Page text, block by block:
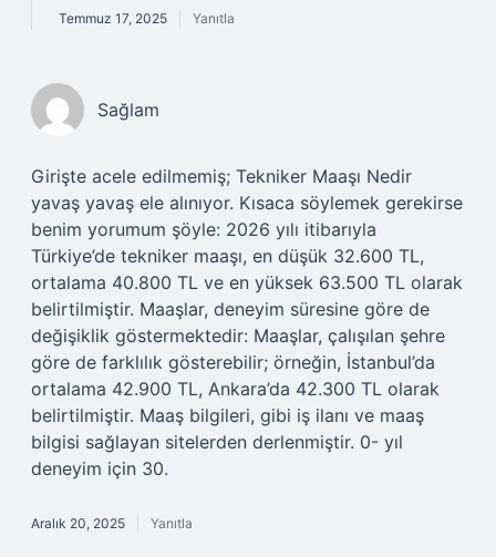
Temmuz 17, 2025 Yanıtla
Sağlam
Girişte acele edilmemiş; Tekniker Maaşı Nedir
yavaş yavaş ele alınıyor. Kısaca söylemek gerekirse
benim yorumum şöyle: 2026 yılı itibarıyla
Türkiye’de tekniker maaşı, en düşük 32.600 TL,
ortalama 40.800 TL ve en yüksek 63.500 TL olarak
belirtilmiştir. Maaşlar, deneyim süresine göre de
değişiklik göstermektedir: Maaşlar, çalışılan şehre
göre de farklılık gösterebilir; örneğin, İstanbul’da
ortalama 42.900 TL, Ankara’da 42.300 TL olarak
belirtilmiştir. Maaş bilgileri, gibi iş ilanı ve maaş
bilgisi sağlayan sitelerden derlenmiştir. 0- yıl
deneyim için 30.
Aralık 20, 2025 Yanıtla